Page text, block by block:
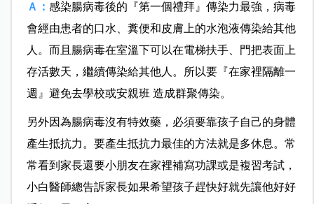
Ａ： 感染腸病毒後的『第一個禮拜』傳染力最強，病毒
會經由患者的口水、糞便和皮膚上的水泡液傳染給其他
人。 而且腸病毒在室溫下可以在電梯扶手、門把表面上
存活數天，繼續傳染給其他人。
所以要『在家裡隔離一
週』避免去學校或安親班 造成群聚傳染。
另外因為腸病毒沒有特效藥，必須要靠孩子自己的身體
產生抵抗力。要產生抵抗力最佳的方法就是多休息。 常
常看到家長還要小朋友在家裡補寫功課或是複習考試，
小白醫師總告訴家長如果希望孩子趕快好就先讓他好好